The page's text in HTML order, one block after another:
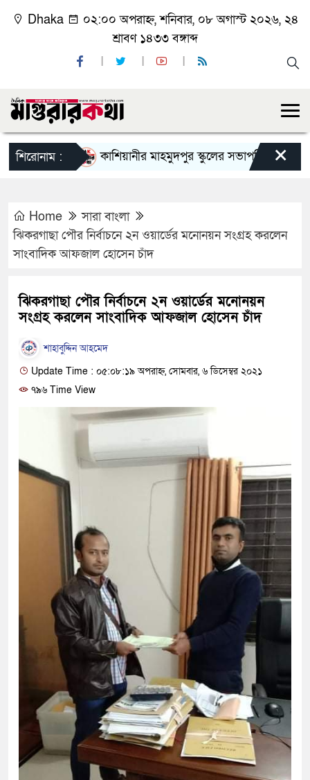
Dhaka
০২:০০ অপরাহ্ন, শনিবার, ০৮ অগাস্ট ২০২৬, ২৪
শ্রাবণ ১৪৩৩ বঙ্গাব্দ
শিরোনাম : কাশিয়ানীর মাহমুদপুর স্কুলের সভাপতি হলেন গোবিন্দ
×
Home
সারা বাংলা
ঝিকরগাছা পৌর নির্বাচনে ২ন ওয়ার্ডের মনোনয়ন সংগ্রহ করলেন
সাংবাদিক আফজাল হোসেন চাঁদ
ঝিকরগাছা পৌর নির্বাচনে ২ন ওয়ার্ডের মনোনয়ন
সংগ্রহ করলেন সাংবাদিক আফজাল হোসেন চাঁদ
শাহাবুদ্দিন আহমেদ
Update Time : ০৫:০৮:১৯ অপরাহ্ন, সোমবার, ৬ ডিসেম্বর ২০২১
৭৯৬ Time View